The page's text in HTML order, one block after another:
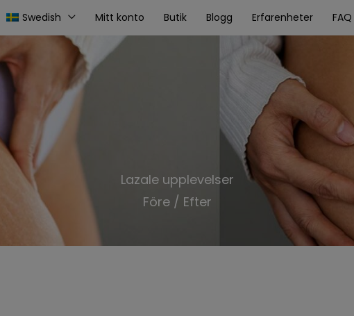
Swedish Mitt konto Butik Blogg Erfarenheter FAQ
Lazale upplevelser
Före / Efter